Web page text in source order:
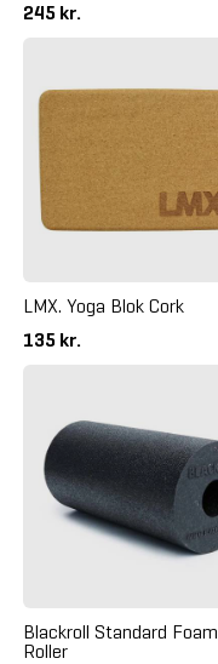
245 kr.
LMX. Yoga Blok Cork
135 kr.
Blackroll Standard Foam
Roller